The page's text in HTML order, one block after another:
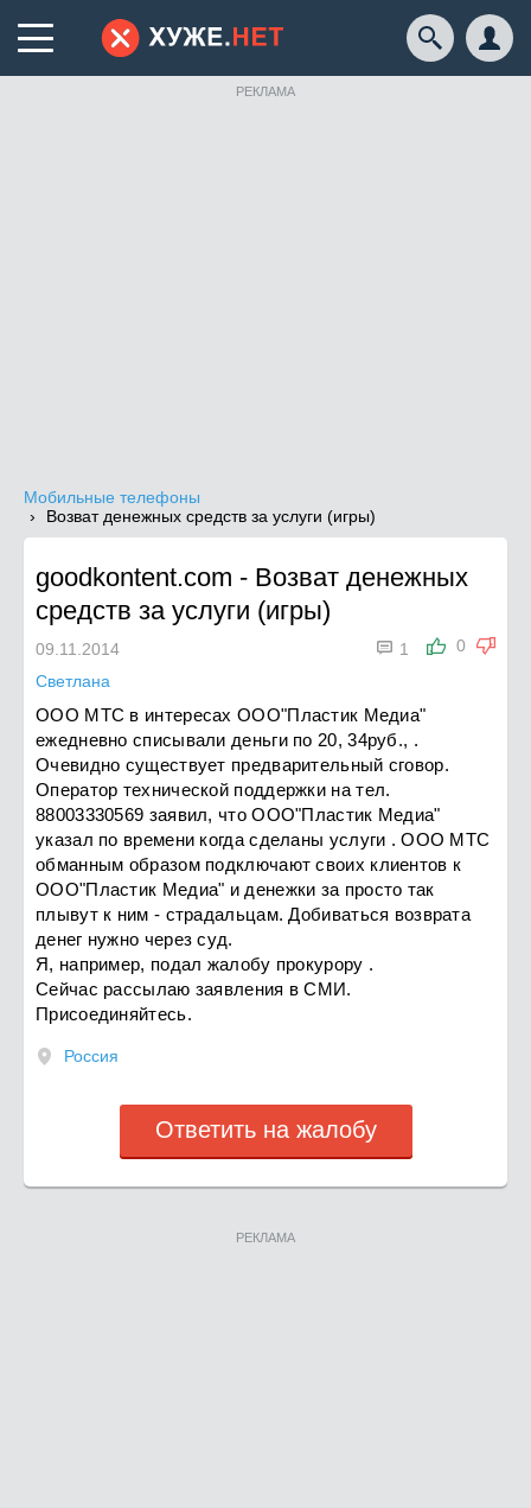
РЕКЛАМА
Мобильные телефоны
Возват денежных средств за услуги (игры)
goodkontent.com - Возват денежных
средств за услуги (игры)
0
 1
09.11.2014
Светлана
ООО МТС в интересах ООО"Пластик Медиа"
ежедневно списывали деньги по 20, 34руб., .
Очевидно существует предварительный сговор.
Оператор технической поддержки на тел.
88003330569 заявил, что ООО"Пластик Медиа"
указал по времени когда сделаны услуги . ООО МТС
обманным образом подключают своих клиентов к
ООО"Пластик Медиа" и денежки за просто так
плывут к ним - страдальцам. Добиваться возврата
денег нужно через суд.
Я, например, подал жалобу прокурору .
Сейчас рассылаю заявления в СМИ.
Присоединяйтесь.
Россия
Ответить на жалобу
РЕКЛАМА